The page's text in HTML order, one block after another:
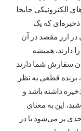
الکترونیکی جابجا
که یک
ارز مقصد در آن
دارند، همیشه
سفارش شما دارند.
در ستون نرخ، برنده قطعی به نظر
بیت‌کوین در ذخیره داشته باشد و
داشته باشید، این به معنای
پر می‌شود یا در